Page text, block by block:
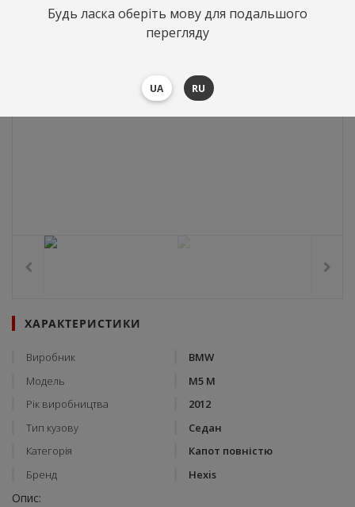
ХАРАКТЕРИСТИКИ
Виробник
BMW
Модель
M5 M
Рік виробництва
2012
Тип кузову
Седан
Категорія
Капот повністю
Бренд
Hexis
Опис:
Будь ласка оберіть мову для подальшого
перегляду
UA RU